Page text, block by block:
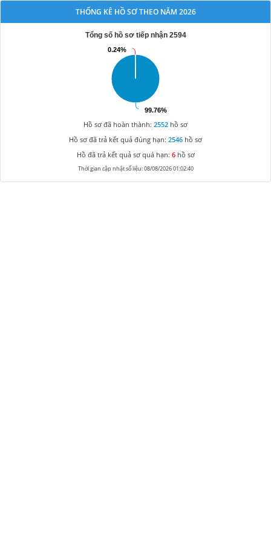
THỐNG KÊ HỒ SƠ THEO NĂM 2026
Tổng số hồ sơ tiếp nhận 2594
99.76%
99.76%
0.24%
0.24%
Hồ sơ đã hoàn thành: 2552 hồ sơ
Hồ sơ đã trả kết quả đúng hạn: 2546 hồ sơ
Hồ đã trả kết quả sơ quá hạn: 6hồ sơ
Thời gian cập nhật số liệu: 08/08/2026 01:02:40